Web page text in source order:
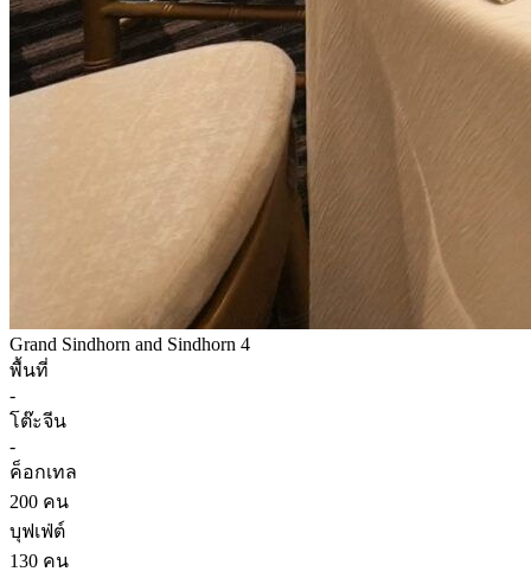
Grand Sindhorn and Sindhorn 4
พื้นที่
-
โต๊ะจีน
-
ค็อกเทล
200 คน
บุฟเฟ่ต์
130 คน